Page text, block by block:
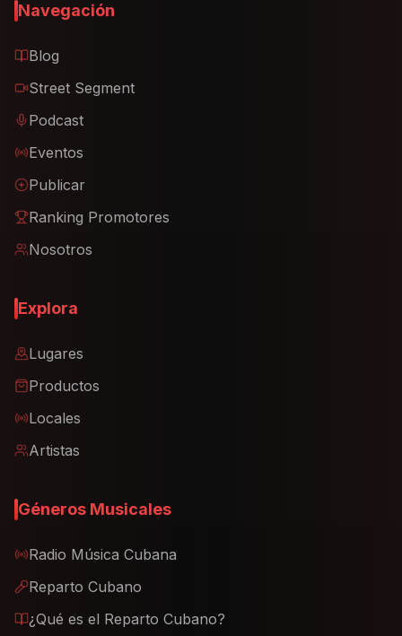
Navegación
Blog
Street Segment
Podcast
Eventos
Publicar
Ranking Promotores
Nosotros
Explora
Lugares
Productos
Locales
Artistas
Géneros Musicales
Radio Música Cubana
Reparto Cubano
¿Qué es el Reparto Cubano?